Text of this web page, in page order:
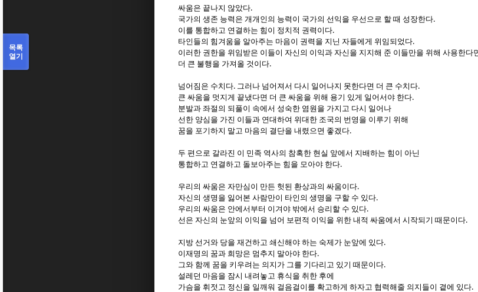
싸움은 끝나지 않았다.
국가의 생존 능력은 개개인의 능력이 국가의 선익을 우선으로 할 때 성장한다.
이를 통합하고 연결하는 힘이 정치적 권력이다.
타인들의 힘겨움을 알아주는 마음이 권력을 지닌 자들에게 위임되었다.
이러한 권한을 위임받은 이들이 자신의 이익과 자신을 지지해 준 이들만을 위해 사용한다
더 큰 불행을 가져올 것이다.
넘어짐은 수치다. 그러나 넘어져서 다시 일어나지 못한다면 더 큰 수치다.
큰 싸움을 멋지게 끝냈다면 더 큰 싸움을 위해 용기 있게 일어서야 한다.
분발과 좌절의 되풀이 속에서 성숙한 염원을 가지고 다시 일어나
선한 양심을 가진 이들과 연대하여 위대한 조국의 번영을 이루기 위해
꿈을 포기하지 말고 마음의 결단을 내렸으면 좋겠다.
두 편으로 갈라진 이 민족 역사의 참혹한 현실 앞에서 지배하는 힘이 아닌
통합하고 연결하고 돌보아주는 힘을 모아야 한다.
우리의 싸움은 자만심이 만든 헛된 환상과의 싸움이다.
자신의 생명을 잃어본 사람만이 타인의 생명을 구할 수 있다.
우리의 싸움은 안에서부터 이겨야 밖에서 승리할 수 있다.
선은 자신의 눈앞의 이익을 넘어 보편적 이익을 위한 내적 싸움에서 시작되기 때문이다.
지방 선거와 당을 재건하고 쇄신해야 하는 숙제가 눈앞에 있다.
이재명의 꿈과 희망은 멈추지 말아야 한다.
그와 함께 꿈을 키우려는 의지가 그를 기다리고 있기 때문이다.
설레던 마음을 잠시 내려놓고 휴식을 취한 후에
가슴을 휘젓고 정신을 일깨워 걸음걸이를 확고하게 하자고 협력해줄 의지들이 곁에 있다.
목록
열기